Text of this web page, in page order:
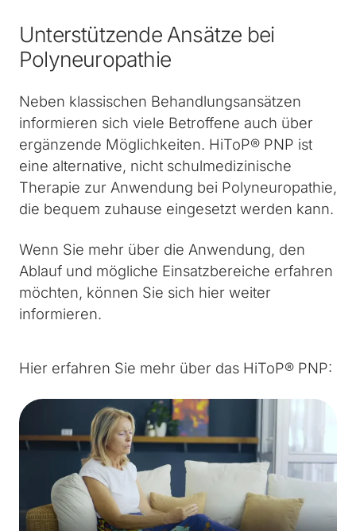
Unterstützende Ansätze bei
Polyneuropathie
Neben klassischen Behandlungsansätzen
informieren sich viele Betroffene auch über
ergänzende Möglichkeiten. HiToP® PNP ist
eine alternative, nicht schulmedizinische
Therapie zur Anwendung bei Polyneuropathie,
die bequem zuhause eingesetzt werden kann.
Wenn Sie mehr über die Anwendung, den
Ablauf und mögliche Einsatzbereiche erfahren
möchten, können Sie sich hier weiter
informieren.
Hier erfahren Sie mehr über das HiToP® PNP: